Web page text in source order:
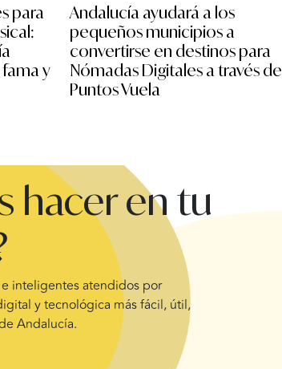
para
y
Andalucía ayudará a los
pequeños municipios a
convertirse en destinos para
Nómadas Digitales a través de
Puntos Vuela
hacer en tu
inteligentes atendidos por
y tecnológica más fácil, útil,
Andalucía.